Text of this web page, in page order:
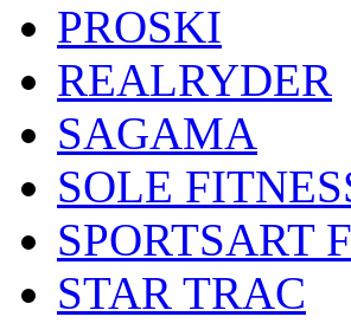
PROSKI
REALRYDER
SAGAMA
SOLE
SPORTSART
STAR TRAC